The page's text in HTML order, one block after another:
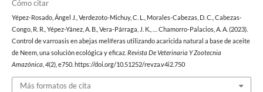
Cómo citar
Yépez-Rosado, Ángel J., Verdezoto-Michuy, C. L., Morales-Cabezas, D. C., Cabezas-
Congo, R. R., Yépez-Yánez, A. B., Vera-Párraga, J. K., … Chamorro-Palacios, A. A. (2023).
Control de varroasis en abejas melíferas utilizando acaricida natural a base de aceite
de Neem, una solución ecológica y eficaz. Revista De Veterinaria Y Zootecnia
Amazónica 4(2), e750. https://doi.org/10.51252/revza.v4i2.750
Más formatos de cita